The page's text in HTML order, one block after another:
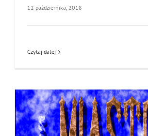
12 października, 2018
Czytaj dalej